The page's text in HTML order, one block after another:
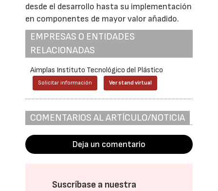
desde el desarrollo hasta su implementación
en componentes de mayor valor añadido.
EMPRESAS O ENTIDADES
RELACIONADAS
Aimplas Instituto Tecnológico del Plástico
Solicitar información Ver stand virtual
COMENTARIOS AL ARTÍCULO/NOTICIA
Deja un comentario
Suscríbase a nuestra